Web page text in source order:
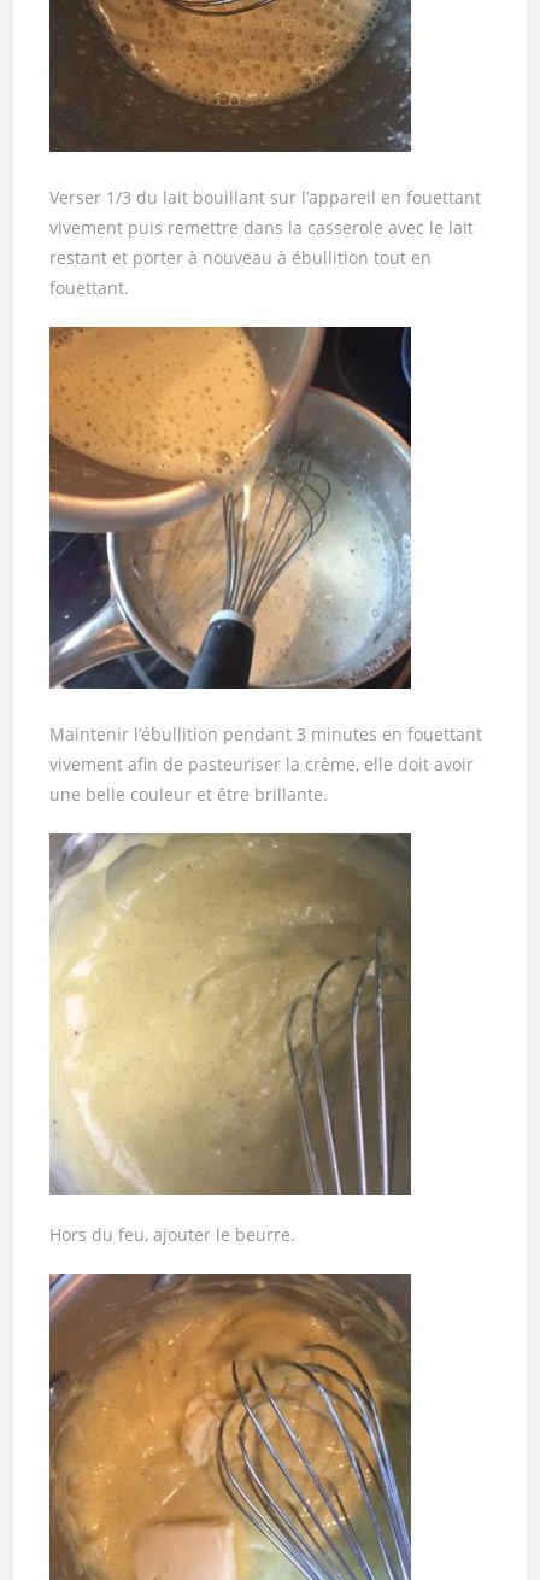
Verser 1/3 du lait bouillant sur l’appareil en fouettant
vivement puis remettre dans la casserole avec le lait
restant et porter à nouveau à ébullition tout en
fouettant.
Maintenir l’ébullition pendant 3 minutes en fouettant
vivement afin de pasteuriser la crème, elle doit avoir
une belle couleur et être brillante.
Hors du feu, ajouter le beurre.